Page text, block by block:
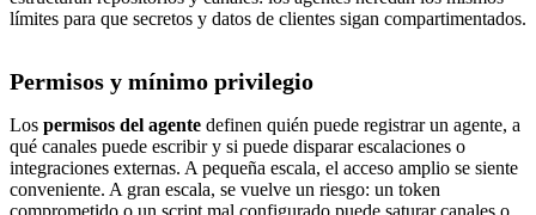
límites para que secretos y datos de clientes sigan compartimentados.
Permisos y mínimo privilegio
Los permisos del agente definen quién puede registrar un agente, a
qué canales puede escribir y si puede disparar escalaciones o
integraciones externas. A pequeña escala, el acceso amplio se siente
conveniente. A gran escala, se vuelve un riesgo: un token